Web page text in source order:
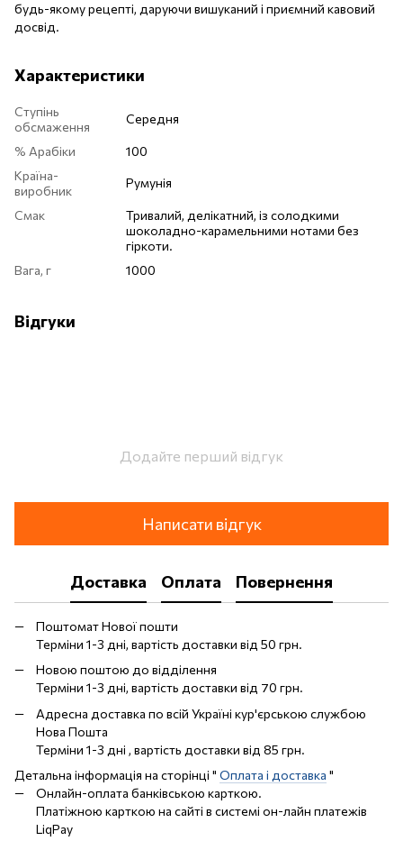
будь-якому рецепті, даруючи вишуканий і приємний кавовий
досвід.
Характеристики
Ступінь
обсмаження
Середня
% Арабіки
100
Країна-
виробник
Румунія
Смак
Тривалий, делікатний, із солодкими
шоколадно-карамельними нотами без
гіркоти.
Вага, г
1000
Відгуки
Додайте перший відгук
Написати відгук
Доставка Оплата Повернення
Поштомат Нової пошти
Терміни 1-3 дні, вартість доставки від 50 грн.
Новою поштою до відділення
Терміни 1-3 дні, вартість доставки від 70 грн.
Адресна доставка по всій Україні кур'єрською службою
Нова Пошта
Терміни 1-3 дні , вартість доставки від 85 грн.
Детальна інформація на сторінці " Оплата і доставка "
Онлайн-оплата банківською карткою.
Платіжною карткою на сайті в системі он-лайн платежів
LiqPay